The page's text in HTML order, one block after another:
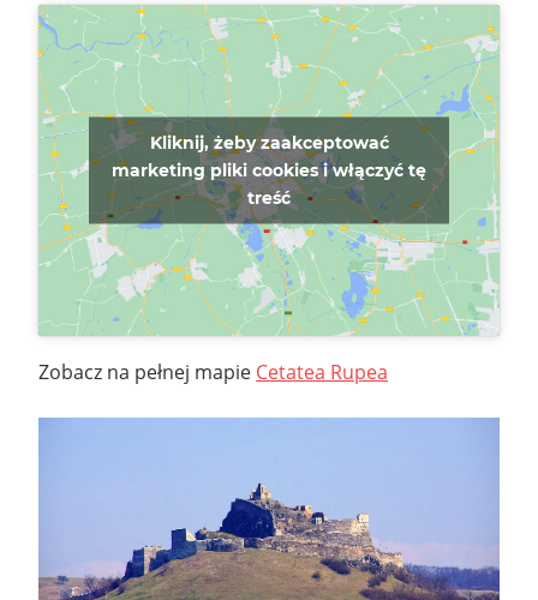
Kliknij, żeby zaakceptować
marketing pliki cookies i włączyć tę
treść
Zobacz na pełnej mapie Cetatea Rupea